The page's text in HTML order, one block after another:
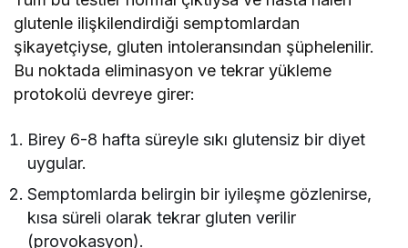
glutenle ilişkilendirdiği semptomlardan
şikayetçiyse, gluten intoleransından şüphelenilir.
Bu noktada eliminasyon ve tekrar yükleme
protokolü devreye girer:
Birey 6-8 hafta süreyle sıkı glutensiz bir diyet
uygular.
Semptomlarda belirgin bir iyileşme gözlenirse,
kısa süreli olarak tekrar gluten verilir
(provokasyon).